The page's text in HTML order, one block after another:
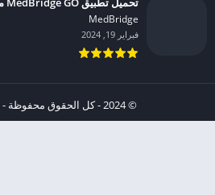
MedBridge‏
فبراير 19, 2024
© 2024 - كل الحقوق محفوظة -